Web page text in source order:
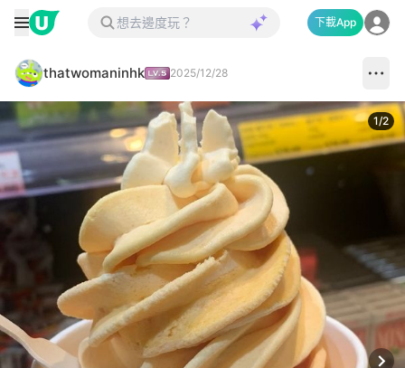
下載App
thatwomaninhk 2025/12/28
1/2